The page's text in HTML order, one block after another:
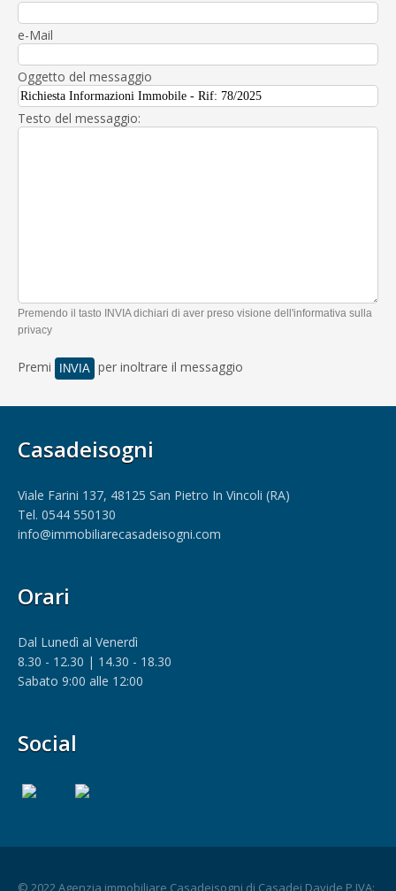
e-Mail
Oggetto del messaggio
Testo del messaggio:
Premendo il tasto INVIA dichiari di aver preso visione dell'informativa sulla
privacy
Premi per inoltrare il messaggio
Casadeisogni
Viale Farini 137, 48125 San Pietro In Vincoli (RA)
Tel. 0544 550130
info@immobiliarecasadeisogni.com
Orari
Dal Lunedì al Venerdì
8.30 - 12.30 | 14.30 - 18.30
Sabato 9:00 alle 12:00
Social
© 2022 Agenzia immobiliare Casadeisogni di Casadei Davide P.IVA: